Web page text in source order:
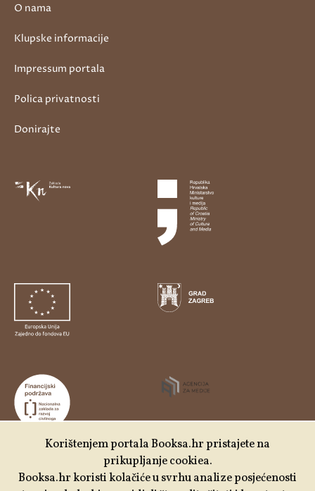
Udruga Kulturtreger je korisnik institucionalne podrške
O nama
Klupske informacije
Impressum portala
Polica privatnosti
Donirajte
Korištenjem portala Booksa.hr pristajete na
prikupljanje cookiea.
Booksa.hr koristi kolačiće u svrhu analize posjećenosti